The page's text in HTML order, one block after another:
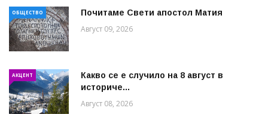
ОБЩЕСТВО Почитаме Свети апостол Матия
Август 09, 2026
АКЦЕНТ
Какво се е случило на 8 август в
историче...
Август 08, 2026